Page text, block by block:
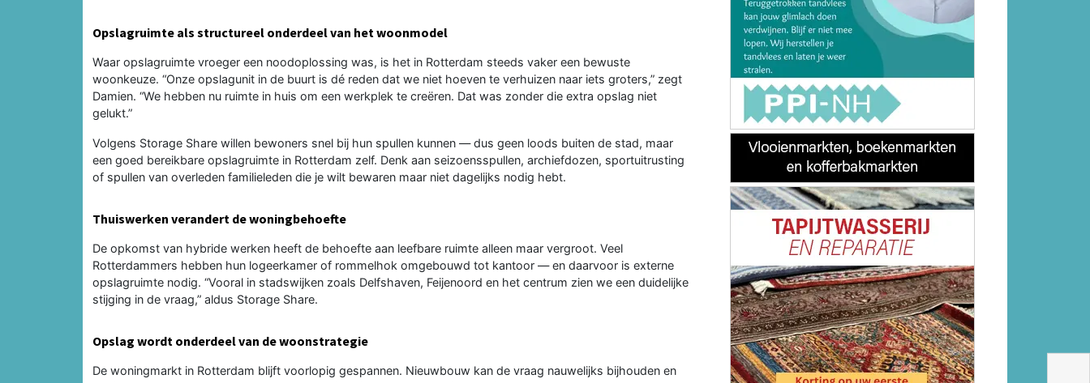
Opslagruimte als structureel onderdeel van het woonmodel
Waar opslagruimte vroeger een noodoplossing was, is het in Rotterdam steeds vaker een bewuste
woonkeuze. “Onze opslagunit in de buurt is dé reden dat we niet hoeven te verhuizen naar iets groters,” zegt
Damien. “We hebben nu ruimte in huis om een werkplek te creëren. Dat was zonder die extra opslag niet
gelukt.”
Volgens Storage Share willen bewoners snel bij hun spullen kunnen — dus geen loods buiten de stad, maar
een goed bereikbare opslagruimte in Rotterdam zelf. Denk aan seizoensspullen, archiefdozen, sportuitrusting
of spullen van overleden familieleden die je wilt bewaren maar niet dagelijks nodig hebt.
Thuiswerken verandert de woningbehoefte
De opkomst van hybride werken heeft de behoefte aan leefbare ruimte alleen maar vergroot. Veel
Rotterdammers hebben hun logeerkamer of rommelhok omgebouwd tot kantoor — en daarvoor is externe
opslagruimte nodig. “Vooral in stadswijken zoals Delfshaven, Feijenoord en het centrum zien we een duidelijke
stijging in de vraag,” aldus Storage Share.
Opslag wordt onderdeel van de woonstrategie
De woningmarkt in Rotterdam blijft voorlopig gespannen. Nieuwbouw kan de vraag nauwelijks bijhouden en